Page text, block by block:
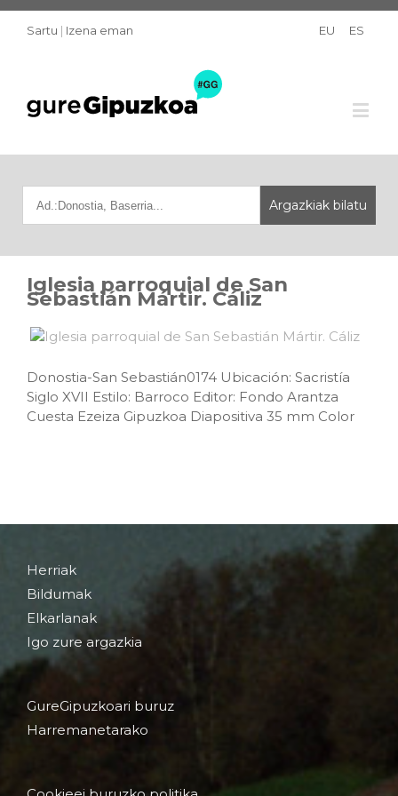
Sartu | Izena eman EU ES
Iglesia parroquial de San
Sebastián Mártir. Cáliz
Donostia-San Sebastián0174 Ubicación: Sacristía
Siglo XVII Estilo: Barroco Editor: Fondo Arantza
Cuesta Ezeiza Gipuzkoa Diapositiva 35 mm Color
Herriak
Bildumak
Elkarlanak
Igo zure argazkia
GureGipuzkoari buruz
Harremanetarako